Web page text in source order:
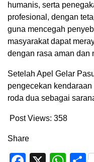
humanis, serta
profesional, dengan
guna mencegah
masyarakat dapat
dengan rasa aman dan
Setelah Apel Gelar
pengecekan
roda dua sebagai
Post Views: 358
Share